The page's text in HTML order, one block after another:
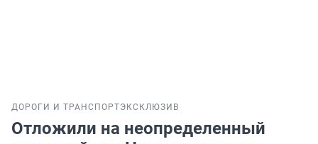
ДОРОГИ И ТРАНСПОРТЭКСКЛЮЗИВ
Отложили на неопределенный